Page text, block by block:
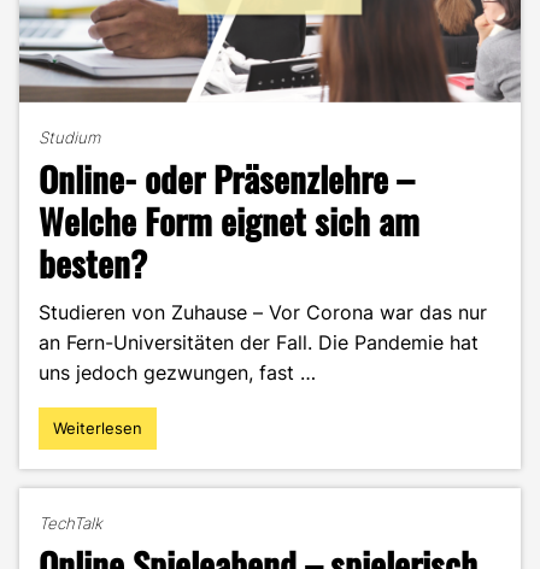
Studium
Online- oder Präsenzlehre –
Welche Form eignet sich am
besten?
Studieren von Zuhause – Vor Corona war das nur
an Fern-Universitäten der Fall. Die Pandemie hat
uns jedoch gezwungen, fast …
"Online-
oder
Welche
Form
Weiterlesen
TechTalk